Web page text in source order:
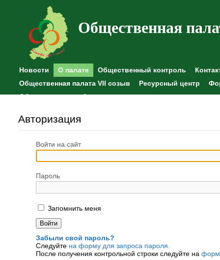
Общественная
Новости О палате Общественный контроль
Общественная палата VII созыв
Ресурсный центр
Общественные наблюдения
Авторизация
Войти на сайт
Пароль
Запомнить меня
Забыли свой пароль?
Следуйте на форму для запроса пароля.
После получения контрольной строки следуйте на